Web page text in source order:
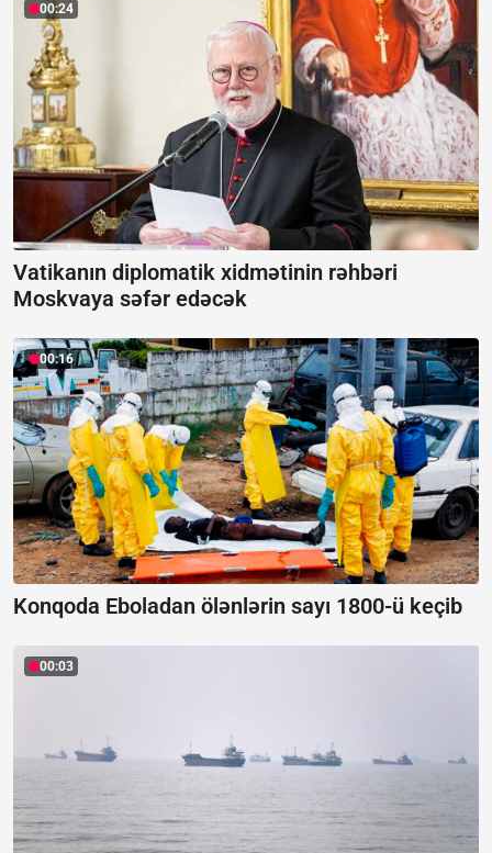
00:24
Vatikanın diplomatik xidmətinin rəhbəri
Moskvaya səfər edəcək
00:16
Konqoda Eboladan ölənlərin sayı 1800-ü keçib
00:03